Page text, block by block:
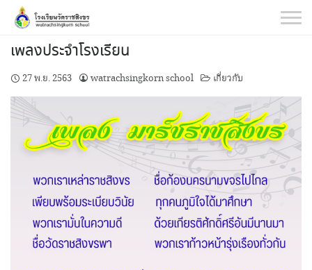
Skip
content
เพลงประจำโรงเรียน
27 พ.ย. 2563 watrachsingkorn school เกี่ยวกับ